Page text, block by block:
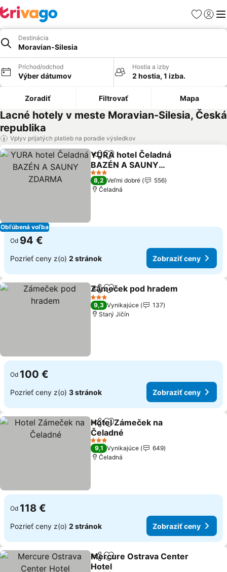
Obľúbené
Destinácia
Moravian-Silesia
Príchod/odchod
Výber dátumov
Hostia a izby
2 hostia, 1 izba.
Zoradiť Filtrovať Mapa
Lacné hotely v meste Moravian-Silesia, Česká
republika
Vplyv prijatých platieb na poradie výsledkov
Obľúbená voľba
ZdieľaťPridať do obľúbených
YURA hotel Čeladná
BAZÉN A SAUNY
ZDARMA
3 Počet hviezdičiek
8,2 Veľmi dobré
556
Čeladná
Od 94 €
Pozrieť ceny z(o) 2 stránok Zobraziť ceny
ZdieľaťPridať do obľúbených
Zámeček pod hradem
3 Počet hviezdičiek
9,3 Vynikajúce
137
Starý Jičín
Od 100 €
Pozrieť ceny z(o) 3 stránok Zobraziť ceny
ZdieľaťPridať do obľúbených
Hotel Zámeček na
Čeladné
3 Počet hviezdičiek
9,1 Vynikajúce
649
Čeladná
Od 118 €
Pozrieť ceny z(o) 2 stránok Zobraziť ceny
ZdieľaťPridať do obľúbených
Mercure Ostrava Center
Hotel